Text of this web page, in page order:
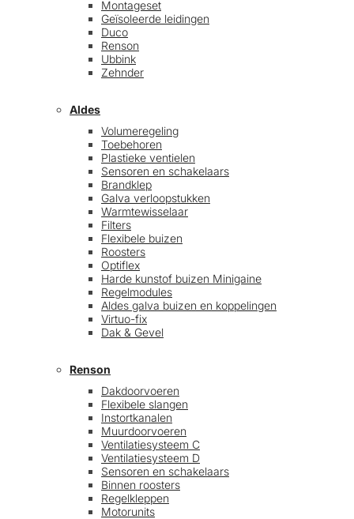
Montageset
Geïsoleerde leidingen
Duco
Renson
Ubbink
Zehnder
Aldes
Volumeregeling
Toebehoren
Plastieke ventielen
Sensoren en schakelaars
Brandklep
Galva verloopstukken
Warmtewisselaar
Filters
Flexibele buizen
Roosters
Optiflex
Harde kunstof buizen Minigaine
Regelmodules
Aldes galva buizen en koppelingen
Virtuo-fix
Dak & Gevel
Renson
Dakdoorvoeren
Flexibele slangen
Instortkanalen
Muurdoorvoeren
Ventilatiesysteem C
Ventilatiesysteem D
Sensoren en schakelaars
Binnen roosters
Regelkleppen
Motorunits